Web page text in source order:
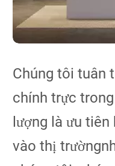
Chúng tôi tuân
chính trực
lượng là ưu tiên
vào thị